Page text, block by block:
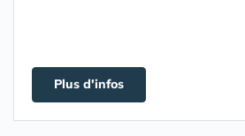
Plus d'infos